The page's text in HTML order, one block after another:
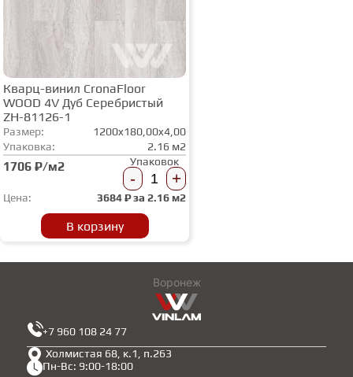
Кварц-винил CronaFloor
WOOD 4V Дуб Серебристый
ZH-81126-1
Размер:
1200x180,00x4,00
Упаковка:
2.16 м2
1706 ₽/м2 Упаковок
- +
Цена: 3684₽ за 2.16 м2
В корзину
Воронеж
Холмистая 68, к.1, п.263
Пн-Вс: 9:00-18:00
+7 960 108 24 77